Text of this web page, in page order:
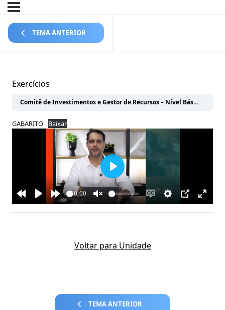
TEMA ANTERIOR
Exercícios
Comitê de Investimentos e Gestor de Recursos – Nível Básico
GABARITO Baixar
TEMA ANTERIOR
Voltar para Unidade